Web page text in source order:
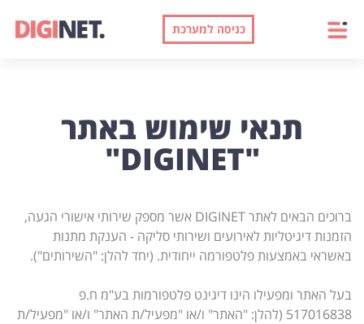
כניסה למערכת
תנאי שימוש באתר
"DIGINET"
ברוכים הבאים לאתר DIGINET אשר מספק שירותי אישורי הגעה,
הזמנות דיגיטליות לאירועים ושירותי סליקה - הענקת מתנות
באשראי באמצעות פלטפורמה ייחודית. (יחד להלן: "השירותים").
בעל האתר ומפעילו הינו דיגינט פלטפורמות בע"מ ח.פ
517016838 (להלן: "האתר" ו/או "מפעיל/ת האתר" ו/או "מפעיל/ת